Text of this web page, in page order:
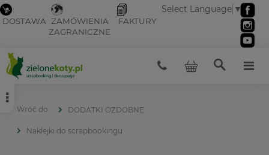
DOSTAWA ZAMÓWIENIA
ZAGRANICZNE
FAKTURY
Select Language ▼
DODATKI OZDOBNE
Naklejki do scrapbookingu